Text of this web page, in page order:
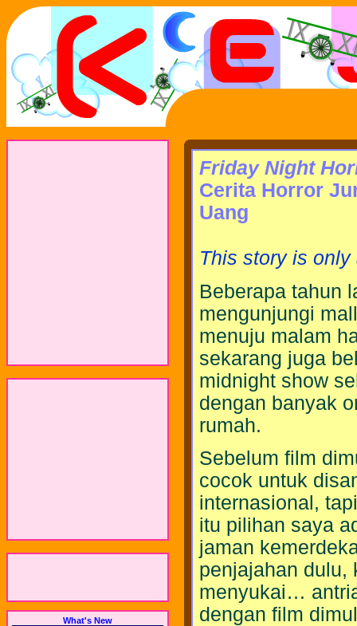
What's New
Friday Night
Cerita Horror
Uang
This story is
Beberapa tahun
mengunjungi
menuju malam
sekarang juga
midnight show
dengan banyak
rumah.
Sebelum film
cocok untuk
internasional,
itu pilihan saya
jaman
penjajahan dulu,
menyukai…
dengan film